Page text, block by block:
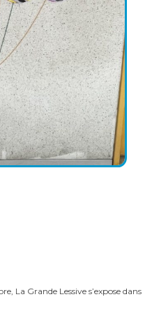
La Grande Lessive s’expose dans